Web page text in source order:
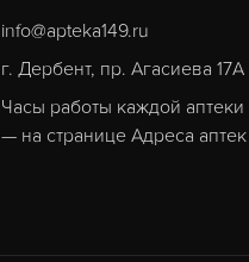
info@apteka149.ru
г. Дербент, пр. Агасиева 17А
Часы работы каждой аптеки
— на странице Адреса аптек